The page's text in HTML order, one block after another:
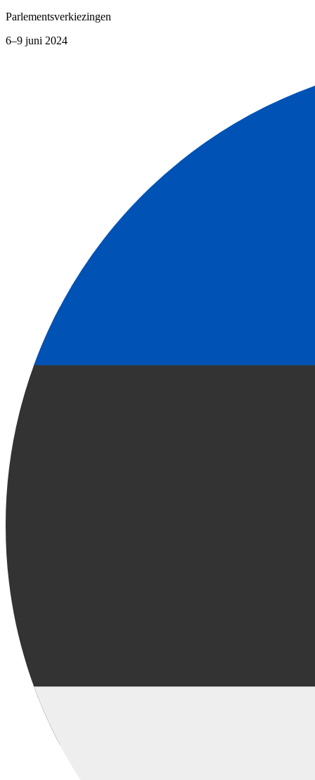
Parlementsverkiezingen
6–9 juni 2024